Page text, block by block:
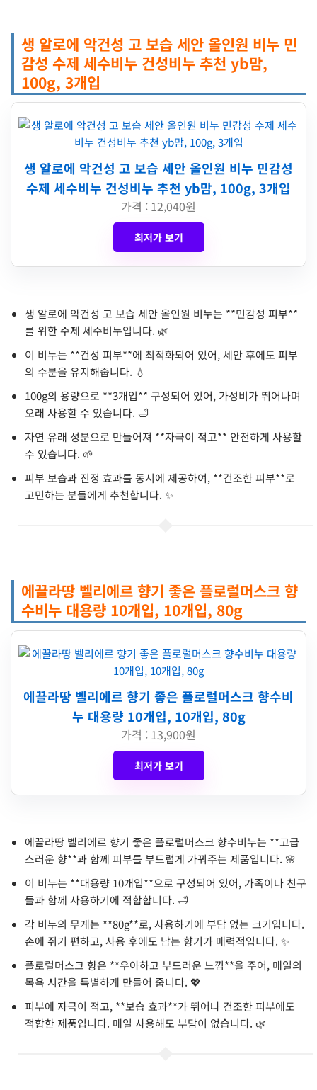
생 알로에 악건성 고 보습 세안 올인원 비누 민
감성 수제 세수비누 건성비누 추천 yb맘,
100g, 3개입
생 알로에 악건성 고 보습 세안 올인원 비누 민감성
수제 세수비누 건성비누 추천 yb맘, 100g, 3개입
가격 : 12,040원
최저가 보기
생 알로에 악건성 고 보습 세안 올인원 비누는 **민감성 피부**
를 위한 수제 세수비누입니다. 🌿
이 비누는 **건성 피부**에 최적화되어 있어, 세안 후에도 피부
의 수분을 유지해줍니다. 💧
100g의 용량으로 **3개입** 구성되어 있어, 가성비가 뛰어나며
오래 사용할 수 있습니다. 🛁
자연 유래 성분으로 만들어져 **자극이 적고** 안전하게 사용할
수 있습니다. 🌱
피부 보습과 진정 효과를 동시에 제공하여, **건조한 피부**로
고민하는 분들에게 추천합니다. ✨
에끌라땅 벨리에르 향기 좋은 플로럴머스크 향
수비누 대용량 10개입, 10개입, 80g
에끌라땅 벨리에르 향기 좋은 플로럴머스크 향수비
누 대용량 10개입, 10개입, 80g
가격 : 13,900원
최저가 보기
에끌라땅 벨리에르 향기 좋은 플로럴머스크 향수비누는 **고급
스러운 향**과 함께 피부를 부드럽게 가꿔주는 제품입니다. 🌸
이 비누는 **대용량 10개입**으로 구성되어 있어, 가족이나 친구
들과 함께 사용하기에 적합합니다. 🛁
각 비누의 무게는 **80g**로, 사용하기에 부담 없는 크기입니다.
손에 쥐기 편하고, 사용 후에도 남는 향기가 매력적입니다. ✨
플로럴머스크 향은 **우아하고 부드러운 느낌**을 주어, 매일의
목욕 시간을 특별하게 만들어 줍니다. 💖
피부에 자극이 적고, **보습 효과**가 뛰어나 건조한 피부에도
적합한 제품입니다. 매일 사용해도 부담이 없습니다. 🌿